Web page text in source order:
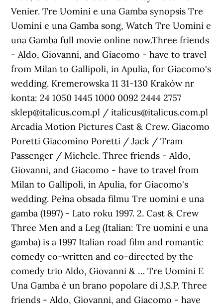
Venier. Tre Uomini e una Gamba synopsis Tre
Uomini e una Gamba song, Watch Tre Uomini e
una Gamba full movie online now.Three friends
- Aldo, Giovanni, and Giacomo - have to travel
from Milan to Gallipoli, in Apulia, for Giacomo's
wedding. Kremerowska 11 31-130 Kraków nr
konta: 24 1050 1445 1000 0092 2444 2757
sklep@italicus.com.pl / italicus@italicus.com.pl
Arcadia Motion Pictures Cast & Crew. Giacomo
Poretti Giacomino Poretti / Jack / Tram
Passenger / Michele. Three friends - Aldo,
Giovanni, and Giacomo - have to travel from
Milan to Gallipoli, in Apulia, for Giacomo's
wedding. Pełna obsada filmu Tre uomini e una
gamba (1997) - Lato roku 1997. 2. Cast & Crew
Three Men and a Leg (Italian: Tre uomini e una
gamba) is a 1997 Italian road film and romantic
comedy co-written and co-directed by the
comedy trio Aldo, Giovanni & … Tre Uomini E
Una Gamba è un brano popolare di J.S.P. Three
friends - Aldo, Giovanni, and Giacomo - have